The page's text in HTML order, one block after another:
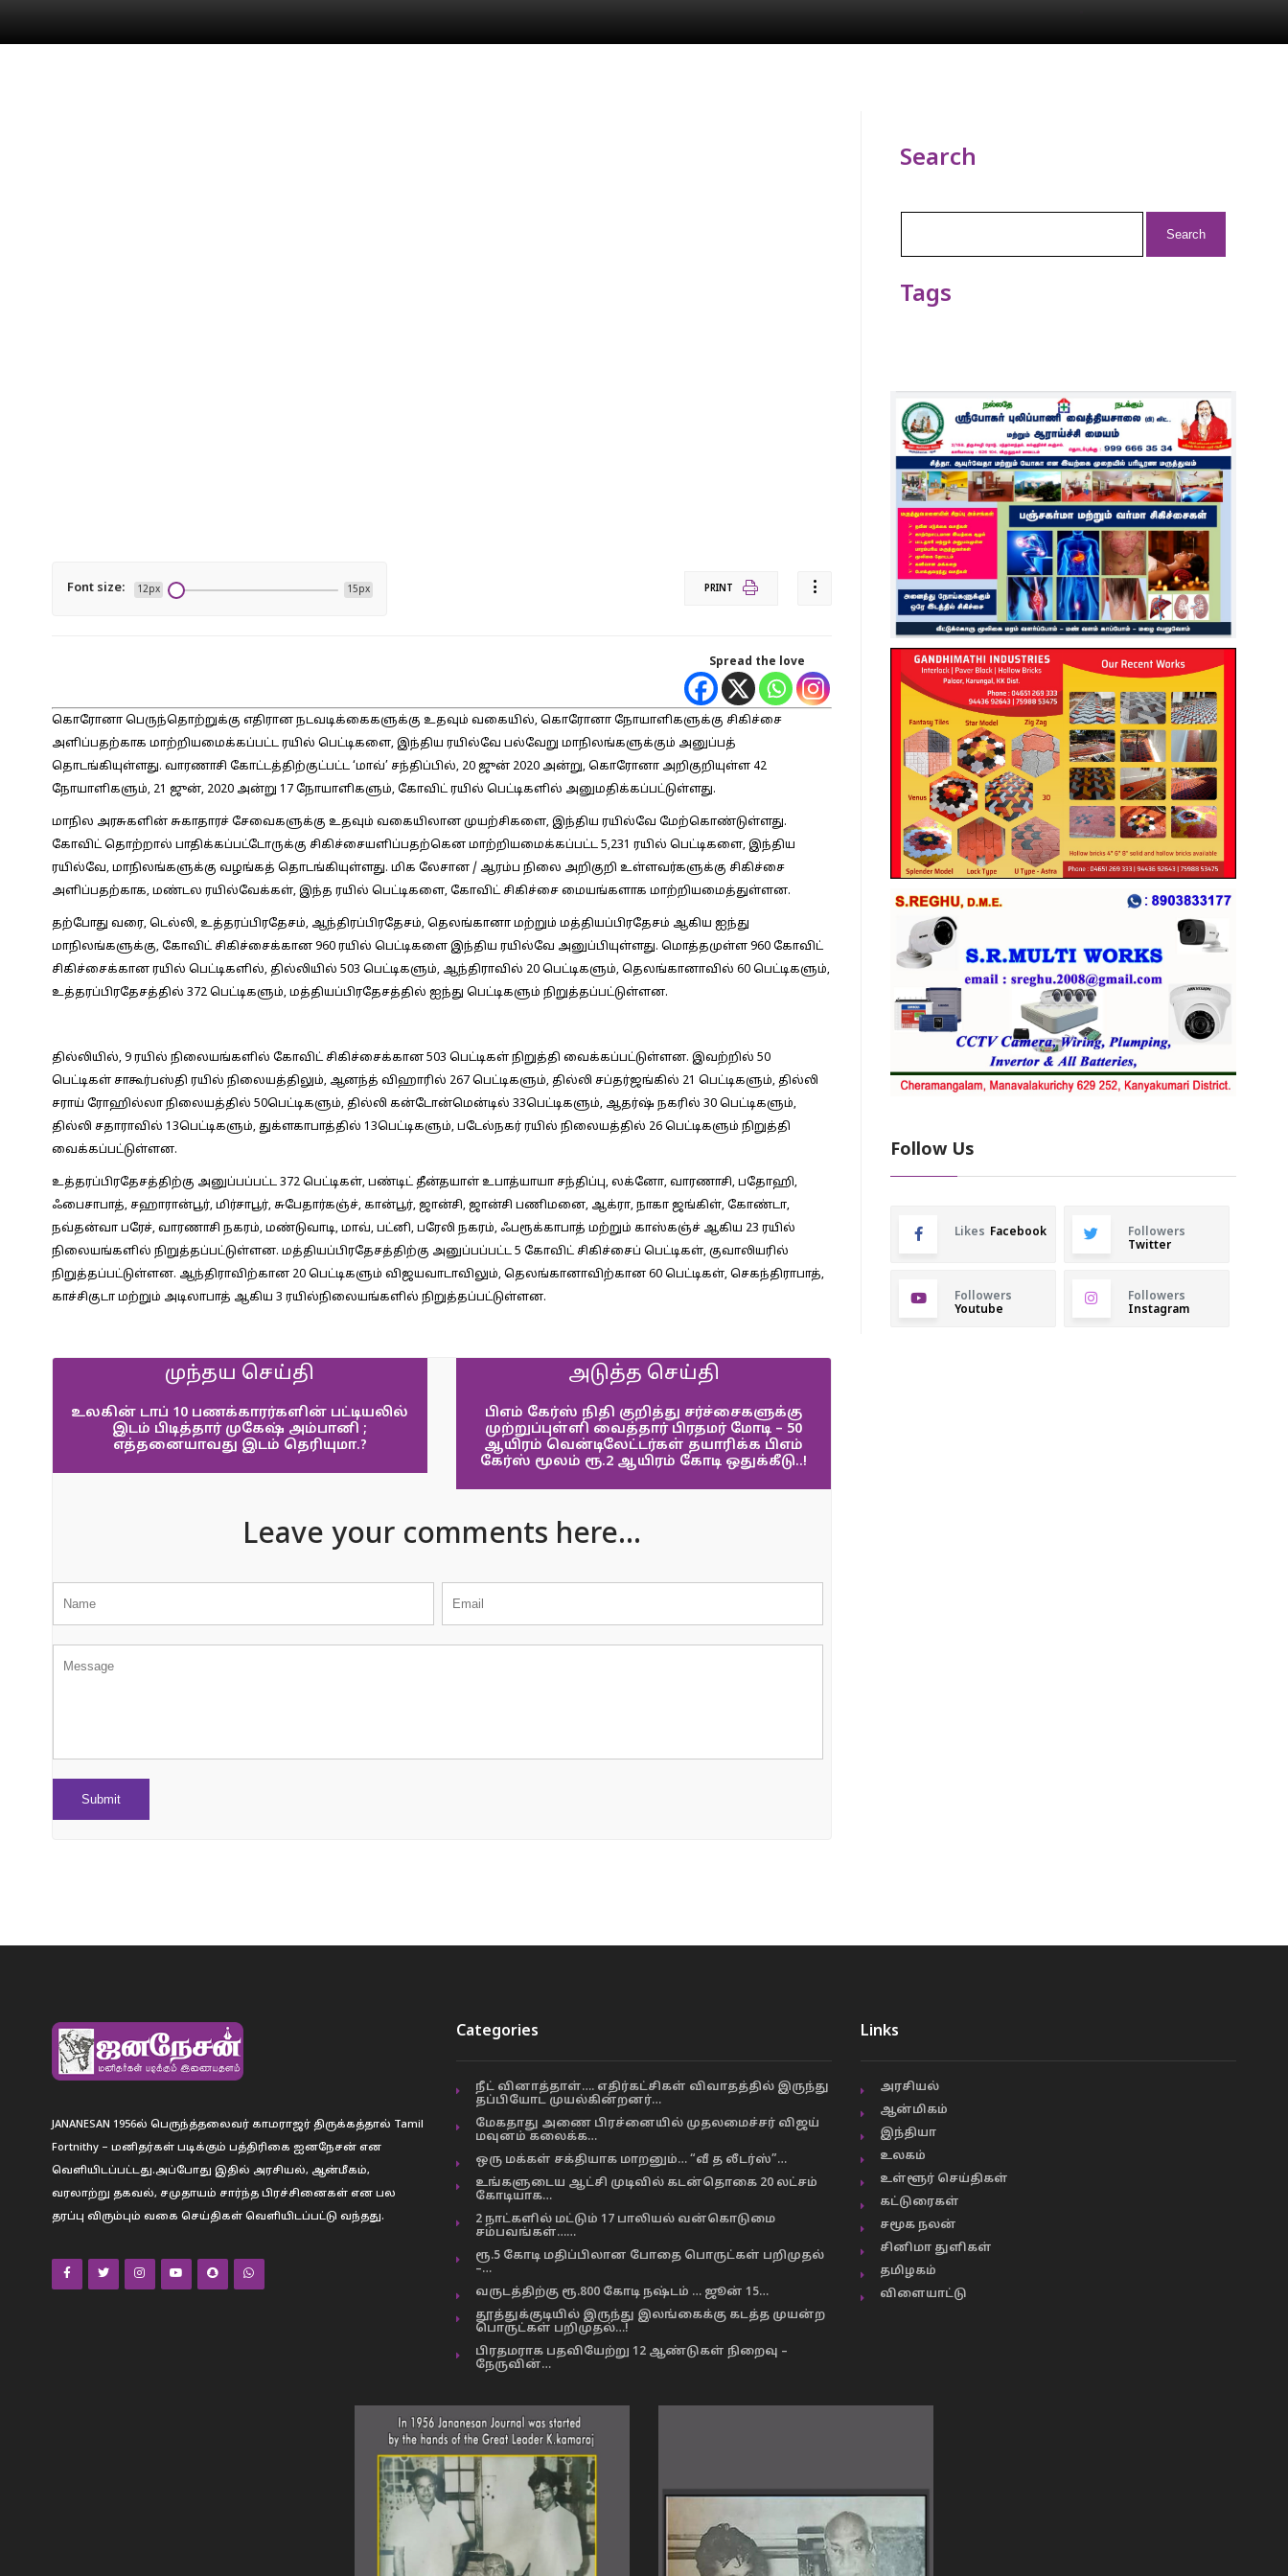
Font size: 12px 15px PRINT
Spread the love
கொரோனா பெருந்தொற்றுக்கு எதிரான நடவடிக்கைகளுக்கு உதவும் வகையில், கொரோனா நோயாளிகளுக்கு சிகிச்சை
அளிப்பதற்காக மாற்றியமைக்கப்பட்ட ரயில் பெட்டிகளை, இந்திய ரயில்வே பல்வேறு மாநிலங்களுக்கும் அனுப்பத்
தொடங்கியுள்ளது. வாரணாசி கோட்டத்திற்குட்பட்ட ‘மாவ்’ சந்திப்பில், 20 ஜுன் 2020 அன்று, கொரோனா அறிகுறியுள்ள 42
நோயாளிகளும், 21 ஜுன், 2020 அன்று 17 நோயாளிகளும், கோவிட் ரயில் பெட்டிகளில் அனுமதிக்கப்பட்டுள்ளது.
மாநில அரசுகளின் சுகாதாரச் சேவைகளுக்கு உதவும் வகையிலான முயற்சிகளை, இந்திய ரயில்வே மேற்கொண்டுள்ளது.
கோவிட் தொற்றால் பாதிக்கப்பட்டோருக்கு சிகிச்சையளிப்பதற்கென மாற்றியமைக்கப்பட்ட 5,231 ரயில் பெட்டிகளை, இந்திய
ரயில்வே, மாநிலங்களுக்கு வழங்கத் தொடங்கியுள்ளது. மிக லேசான / ஆரம்ப நிலை அறிகுறி உள்ளவர்களுக்கு சிகிச்சை
அளிப்பதற்காக, மண்டல ரயில்வேக்கள், இந்த ரயில் பெட்டிகளை, கோவிட் சிகிச்சை மையங்களாக மாற்றியமைத்துள்ளன.
தற்போது வரை, டெல்லி, உத்தரப்பிரதேசம், ஆந்திரப்பிரதேசம், தெலங்கானா மற்றும் மத்தியப்பிரதேசம் ஆகிய ஐந்து
மாநிலங்களுக்கு, கோவிட் சிகிச்சைக்கான 960 ரயில் பெட்டிகளை இந்திய ரயில்வே அனுப்பியுள்ளது. மொத்தமுள்ள 960 கோவிட்
சிகிச்சைக்கான ரயில் பெட்டிகளில், தில்லியில் 503 பெட்டிகளும், ஆந்திராவில் 20 பெட்டிகளும், தெலங்கானாவில் 60 பெட்டிகளும்,
உத்தரப்பிரதேசத்தில் 372 பெட்டிகளும், மத்தியப்பிரதேசத்தில் ஐந்து பெட்டிகளும் நிறுத்தப்பட்டுள்ளன.
தில்லியில், 9 ரயில் நிலையங்களில் கோவிட் சிகிச்சைக்கான 503 பெட்டிகள் நிறுத்தி வைக்கப்பட்டுள்ளன. இவற்றில் 50
பெட்டிகள் சாகூர்பஸ்தி ரயில் நிலையத்திலும், ஆனந்த் விஹாரில் 267 பெட்டிகளும், தில்லி சப்தர்ஜங்கில் 21 பெட்டிகளும், தில்லி
சராய் ரோஹில்லா நிலையத்தில் 50பெட்டிகளும், தில்லி கன்டோன்மென்டில் 33பெட்டிகளும், ஆதர்ஷ் நகரில் 30 பெட்டிகளும்,
தில்லி சதாராவில் 13பெட்டிகளும், துக்ளகாபாத்தில் 13பெட்டிகளும், படேல்நகர் ரயில் நிலையத்தில் 26 பெட்டிகளும் நிறுத்தி
வைக்கப்பட்டுள்ளன.
உத்தரப்பிரதேசத்திற்கு அனுப்பப்பட்ட 372 பெட்டிகள், பண்டிட் தீன்தயாள் உபாத்யாயா சந்திப்பு, லக்னோ, வாரணாசி, பதோஹி,
ஃபைசாபாத், சஹாரான்பூர், மிர்சாபூர், சுபேதார்கஞ்ச், கான்பூர், ஜான்சி, ஜான்சி பணிமனை, ஆக்ரா, நாகா ஜங்கிள், கோண்டா,
நவ்தன்வா பரேச், வாரணாசி நகரம், மண்டுவாடி, மாவ், பட்னி, பரேலி நகரம், ஃபரூக்காபாத் மற்றும் காஸ்கஞ்ச் ஆகிய 23 ரயில்
நிலையங்களில் நிறுத்தப்பட்டுள்ளன. மத்தியப்பிரதேசத்திற்கு அனுப்பப்பட்ட 5 கோவிட் சிகிச்சைப் பெட்டிகள், குவாலியரில்
நிறுத்தப்பட்டுள்ளன. ஆந்திராவிற்கான 20 பெட்டிகளும் விஜயவாடாவிலும், தெலங்கானாவிற்கான 60 பெட்டிகள், செகந்திராபாத்,
காச்சிகுடா மற்றும் அடிலாபாத் ஆகிய 3 ரயில்நிலையங்களில் நிறுத்தப்பட்டுள்ளன.
முந்தய செய்தி
உலகின் டாப் 10 பணக்காரர்களின் பட்டியலில்
இடம் பிடித்தார் முகேஷ் அம்பானி ;
எத்தனையாவது இடம் தெரியுமா.?
அடுத்த செய்தி
பிஎம் கேர்ஸ் நிதி குறித்து சர்ச்சைகளுக்கு
முற்றுப்புள்ளி வைத்தார் பிரதமர் மோடி – 50
ஆயிரம் வென்டிலேட்டர்கள் தயாரிக்க பிஎம்
கேர்ஸ் மூலம் ரூ.2 ஆயிரம் கோடி ஒதுக்கீடு..!
Leave your comments here...
Search
Tags
Follow Us
Likes Facebook
Followers
Twitter
Followers
Youtube
Followers
Instagram
JANANESAN 1956ல் பெருந்த்தலைவர் காமராஜர் திருக்கத்தால் Tamil
Fortnithy – மனிதர்கள் படிக்கும் பத்திரிகை ஐனநேசன் என
வெளியிடப்பட்டது.அப்போது இதில் அரசியல், ஆன்மீகம்,
வரலாற்று தகவல், சமுதாயம் சார்ந்த பிரச்சினைகள் என பல
தரப்பு விரும்பும் வகை செய்திகள் வெளியிடப்பட்டு வந்தது.
Categories
நீட் வினாத்தாள்…. எதிர்கட்சிகள் விவாதத்தில் இருந்து
தப்பியோட முயல்கின்றனர்…
மேகதாது அணை பிரச்னையில் முதலமைச்சர் விஜய்
மவுனம் கலைக்க…
ஒரு மக்கள் சக்தியாக மாறனும்… “வீ த லீடர்ஸ்”…
உங்களுடைய ஆட்சி முடிவில் கடன்தொகை 20 லட்சம்
கோடியாக…
2 நாட்களில் மட்டும் 17 பாலியல் வன்கொடுமை
சம்பவங்கள்……
ரூ.5 கோடி மதிப்பிலான போதை பொருட்கள் பறிமுதல்
–…
வருடத்திற்கு ரூ.800 கோடி நஷ்டம் … ஜூன் 15…
தூத்துக்குடியில் இருந்து இலங்கைக்கு கடத்த முயன்ற
பொருட்கள் பறிமுதல்…!
பிரதமராக பதவியேற்று 12 ஆண்டுகள் நிறைவு –
நேருவின்…
Links
அரசியல்
ஆன்மிகம்
இந்தியா
உலகம்
உள்ளூர் செய்திகள்
கட்டுரைகள்
சமூக நலன்
சினிமா துளிகள்
தமிழகம்
விளையாட்டு